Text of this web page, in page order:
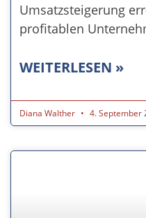
Umsatzsteigerung
profitablen
WEITERLESEN »
Diana Walther 4. September